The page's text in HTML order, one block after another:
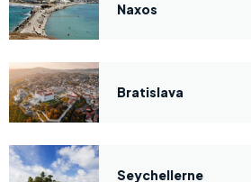
Naxos
Bratislava
Seychellerne